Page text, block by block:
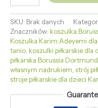
SKU: Brak danych
Znaczników: koszulka
Koszulka Karim Adeyemi
tanio, koszulki piłkarskie
piłkarska Borussia Dortmund
własnym nadrukiem, strój
stroje piłkarskie dla dzieci